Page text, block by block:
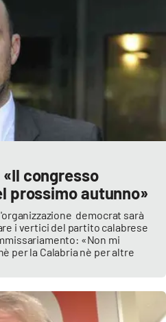
congresso
prossimo autunno»
democrat sarà
i vertici del partito calabrese
«Non mi
per la Calabria nè per altre